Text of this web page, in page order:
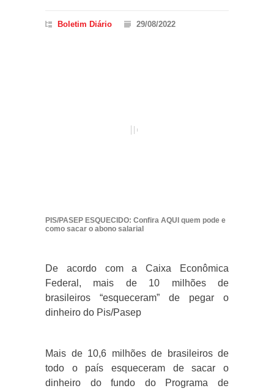
Boletim Diário 29/08/2022
PIS/PASEP ESQUECIDO: Confira AQUI quem pode e
como sacar o abono salarial
De acordo com a Caixa Econômica
Federal, mais de 10 milhões de
brasileiros “esqueceram” de pegar o
dinheiro do Pis/Pasep
Mais de 10,6 milhões de brasileiros de
todo o país esqueceram de sacar o
dinheiro do fundo do Programa de